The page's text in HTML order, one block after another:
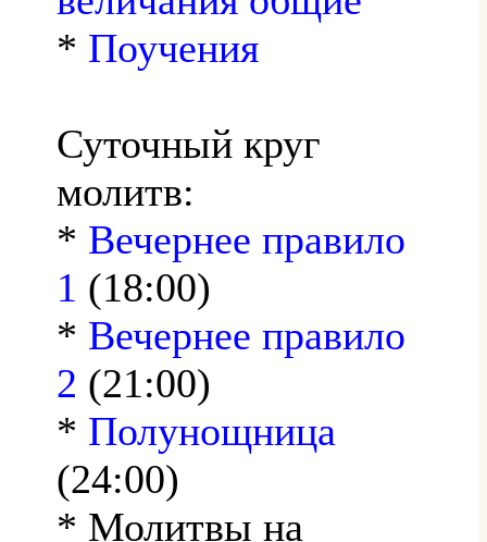
* Поучения
Суточный круг
молитв:
* Вечернее правило
1 (18:00)
* Вечернее правило
2 (21:00)
* Полунощница
(24:00)
* Молитвы на